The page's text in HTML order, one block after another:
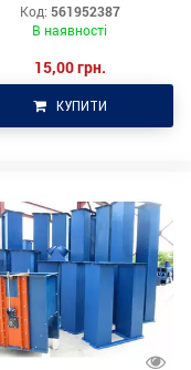
Код: 561952387
В наявності
15,00 грн.
КУПИТИ